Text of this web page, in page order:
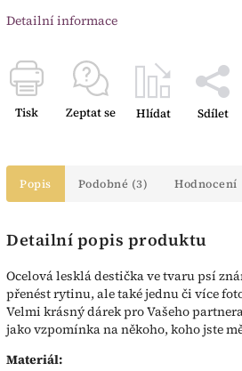
Detailní informace
Tisk Zeptat se Hlídat Sdílet
Popis Podobné (3) Hodnocení
Detailní popis produktu
Ocelová lesklá destička ve tvaru psí
přenést rytinu, ale také jednu či více
Velmi krásný dárek pro Vašeho
jako vzpomínka na někoho, koho jste
Materiál: